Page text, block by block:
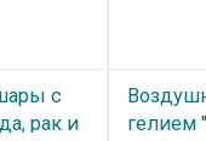
с
рак и
гелием